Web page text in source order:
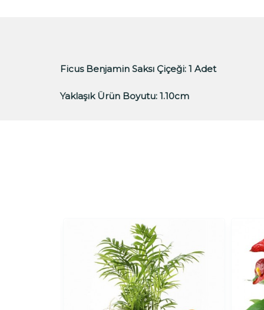
Ficus Benjamin Saksı Çiçeği: 1 Adet
Yaklaşık Ürün Boyutu: 1.10cm